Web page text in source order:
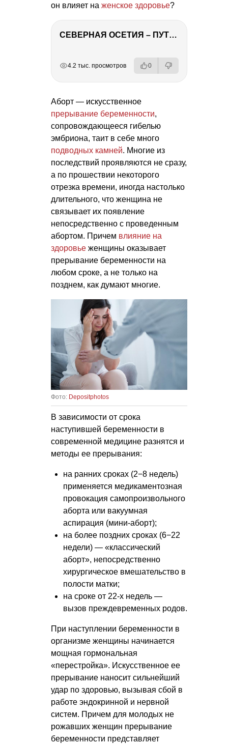
он влияет на женское здоровье?
СЕВЕРНАЯ ОСЕТИЯ – ПУТЕШЕСТВИЕ НА КАВКАЗ часть 4
4.2 тыс. просмотров 0
Аборт — искусственное
прерывание беременности,
сопровождающееся гибелью
эмбриона, таит в себе много
подводных камней. Многие из
последствий проявляются не сразу,
а по прошествии некоторого
отрезка времени, иногда настолько
длительного, что женщина не
связывает их появление
непосредственно с проведенным
абортом. Причем влияние на
здоровье женщины оказывает
прерывание беременности на
любом сроке, а не только на
позднем, как думают многие.
Фото: Depositphotos
В зависимости от срока
наступившей беременности в
современной медицине разнятся и
методы ее прерывания:
на ранних сроках (2−8 недель)
применяется медикаментозная
провокация самопроизвольного
аборта или вакуумная
аспирация (мини-аборт);
на более поздних сроках (6−22
недели) — «классический
аборт», непосредственно
хирургическое вмешательство в
полости матки;
на сроке от 22-х недель —
вызов преждевременных родов.
При наступлении беременности в
организме женщины начинается
мощная гормональная
«перестройка». Искусственное ее
прерывание наносит сильнейший
удар по здоровью, вызывая сбой в
работе эндокринной и нервной
систем. Причем для молодых не
рожавших женщин прерывание
беременности представляет